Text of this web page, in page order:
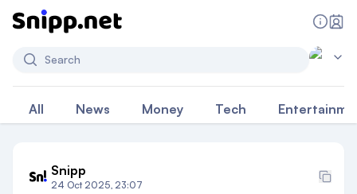
Search
All News Money Tech
Snipp
24 Oct 2025, 23:07